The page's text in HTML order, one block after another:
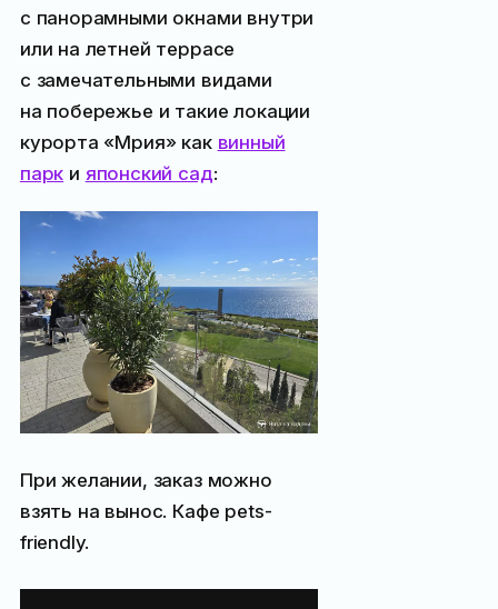
с панорамными окнами внутри
или на летней террасе
с замечательными видами
на побережье и такие локации
курорта «Мрия» как винный
парк и японский сад:
При желании, заказ можно
взять на вынос. Кафе pets-
friendly.